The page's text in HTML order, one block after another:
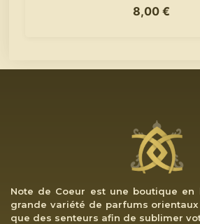
8,00 €
Note de Coeur est une boutique en
grande variété de parfums
que des senteurs afin de sublimer